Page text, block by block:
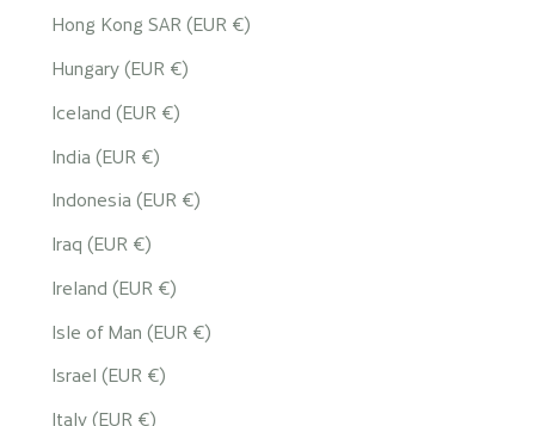
Hong Kong SAR (EUR €)
Hungary (EUR €)
Iceland (EUR €)
India (EUR €)
Indonesia (EUR €)
Iraq (EUR €)
Ireland (EUR €)
Isle of Man (EUR €)
Israel (EUR €)
Italy (EUR €)